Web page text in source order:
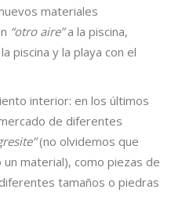
materiales
“otro aire”a la piscina,
piscina y la playa con el
interior: en los últimos
de diferentes
(no olvidemos que
material), como piezas de
tamaños o piedras